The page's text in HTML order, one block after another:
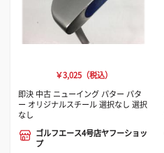
￥3,025（税込）
即決 中古 ニューイング パター パタ
ー オリジナルスチール 選択なし 選択
なし
ゴルフエース4号店ヤフーショッ
プ